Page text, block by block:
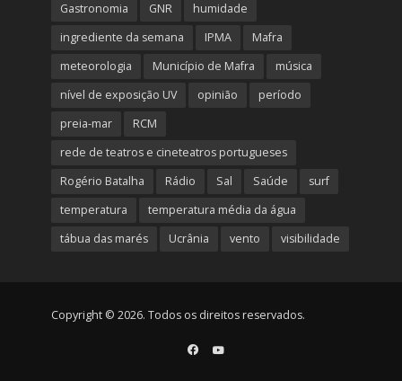
Gastronomia
GNR
humidade
ingrediente da semana
IPMA
Mafra
meteorologia
Município de Mafra
música
nível de exposição UV
opinião
período
preia-mar
RCM
rede de teatros e cineteatros portugueses
Rogério Batalha
Rádio Sal Saúde
surf
temperatura
temperatura média da água
tábua das marés
Ucrânia vento visibilidade
Copyright © 2026. Todos os direitos reservados.